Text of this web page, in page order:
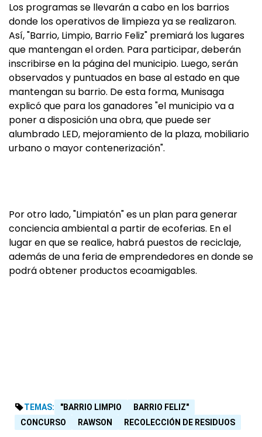
Los programas se llevarán a cabo en los barrios
donde los operativos de limpieza ya se realizaron.
Así, "Barrio, Limpio, Barrio Feliz" premiará los lugares
que mantengan el orden. Para participar, deberán
inscribirse en la página del municipio. Luego, serán
observados y puntuados en base al estado en que
mantengan su barrio. De esta forma, Munisaga
explicó que para los ganadores "el municipio va a
poner a disposición una obra, que puede ser
alumbrado LED, mejoramiento de la plaza, mobiliario
urbano o mayor contenerización".
Por otro lado, "Limpiatón" es un plan para generar
conciencia ambiental a partir de ecoferias. En el
lugar en que se realice, habrá puestos de reciclaje,
además de una feria de emprendedores en donde se
podrá obtener productos ecoamigables.
TEMAS: "BARRIO LIMPIO
BARRIO FELIZ"
CONCURSO
RAWSON RECOLECCIÓN DE RESIDUOS